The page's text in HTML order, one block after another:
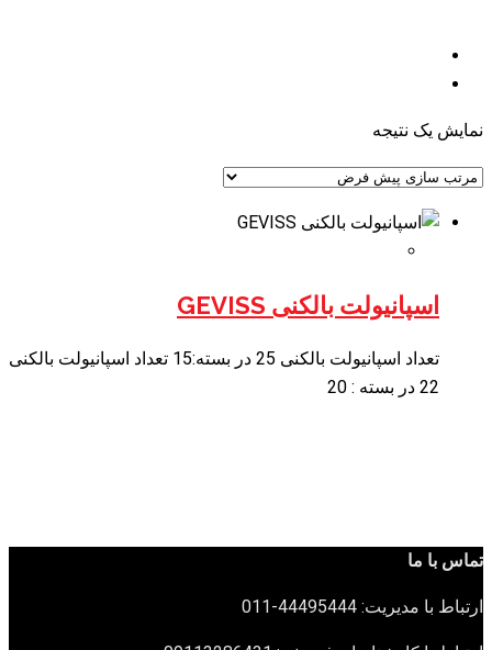
نمایش یک نتیجه
اسپانیولت بالکنی GEVISS
تعداد اسپانیولت بالکنی 25 در بسته:15 تعداد اسپانیولت بالکنی
22 در بسته : 20
تماس با ما
ارتباط با مدیریت: 44495444-011